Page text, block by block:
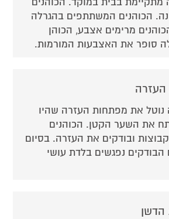
הכוהנים המשתתפים בהגרלה
מרימים אצבע, הכוהן
סופר את האצבעות המורמות.
העזרה
נוטל את מפתחות העזרה שהיו
את השער הקטן. הכוהנים
ובודקים את העזרה. בסיום
הבודקים נפגשים בלדת עושי
הדשן